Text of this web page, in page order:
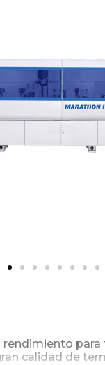
calidad de